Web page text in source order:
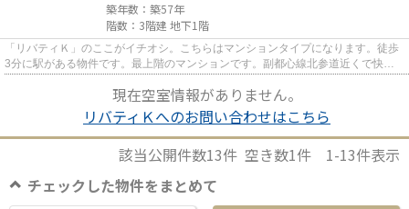
築年数：築57年
階数：3階建 地下1階
「リバティＫ」のここがイチオシ。こちらはマンションタイプになります。徒歩
3分に駅がある物件です。最上階のマンションです。副都心線北参道近くで快適
現在空室情報がありません。
リバティＫへのお問い合わせはこちら
該当公開件数13件 空き数1件 1-13件表示
チェックした物件をまとめて